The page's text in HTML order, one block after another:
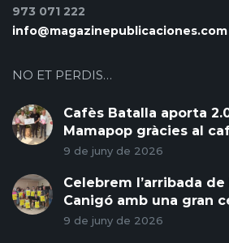
973 071 222
info@magazinepublicaciones.com
NO ET PERDIS…
Cafès Batalla aporta
Mamapop gràcies al
9 de juny de 2026
Celebrem l’arribada
Canigó amb una gran
9 de juny de 2026